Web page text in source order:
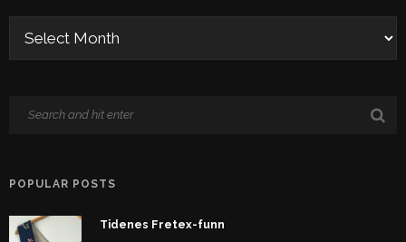
POPULAR POSTS
Tidenes Fretex-funn